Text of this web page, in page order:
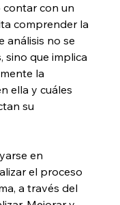
contar con un
comprender la
análisis no se
sino que implica
la
ella y cuáles
su
en
el proceso
a través del